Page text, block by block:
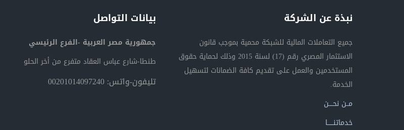
نبذة عن الشركة
جميع التعاملات المالية للشبكة محمية بموجب قانون
الاستثمار المصري رقم (17) لسنة 2015 وذلك لحماية حقوق
المستخدمين والعمل على تقديم كافة الضمانات لتسهيل
الخدمة.
مــن نحــــن
خدماتنــــــا
بيانات التواصل
جمهورية مصر العربية -الفرع الرئيسي
طنطا-شارع عباس العقاد متفرع من أخر الحلو
تليفون-واتس: 00201014097240